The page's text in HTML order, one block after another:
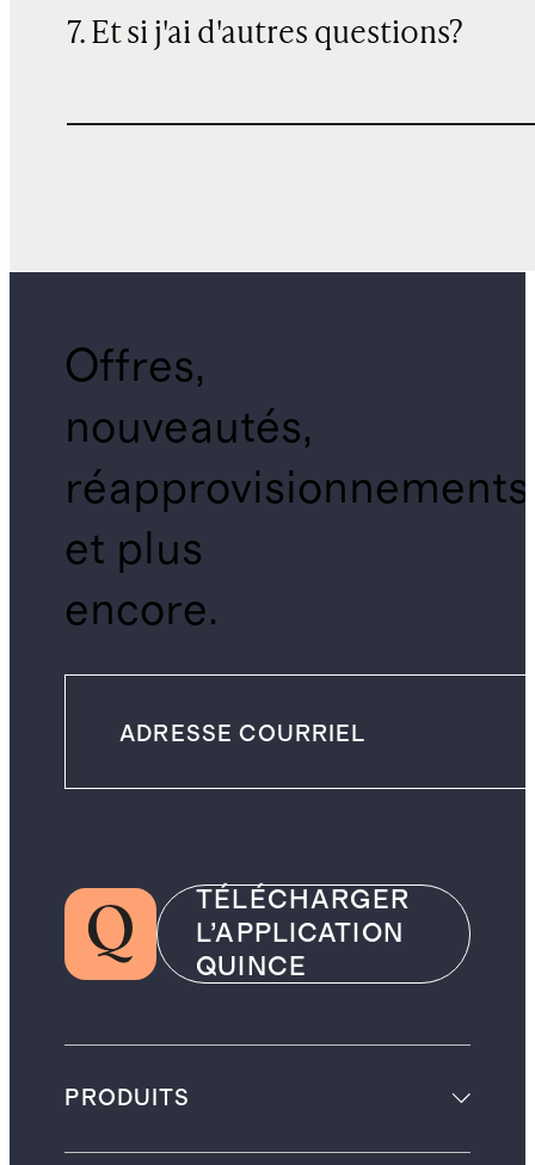
7. Et si j'ai d'autres questions?
Offres,
nouveautés,
réapprovisionnements
et plus
encore.
TÉLÉCHARGER
L’APPLICATION
QUINCE
PRODUITS